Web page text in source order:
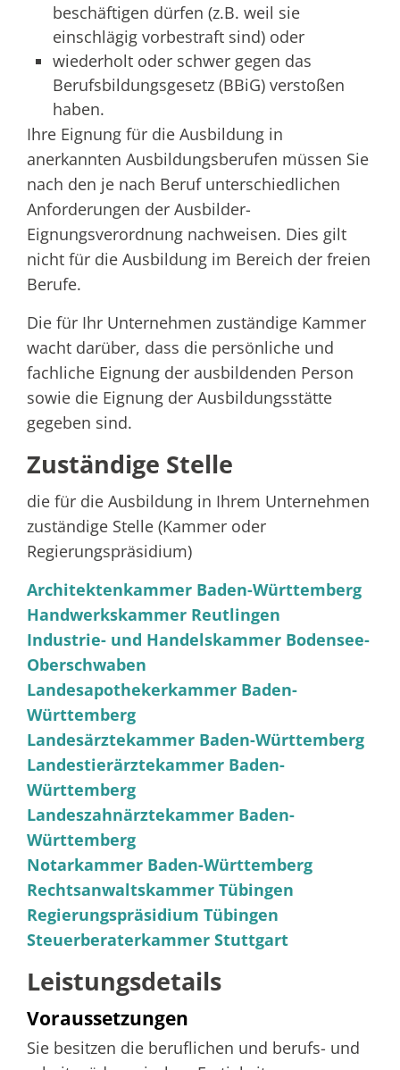
beschäftigen dürfen (z.B. weil sie
einschlägig vorbestraft sind) oder
wiederholt oder schwer gegen das
Berufsbildungsgesetz (BBiG) verstoßen
haben.
Ihre Eignung für die Ausbildung in
anerkannten Ausbildungsberufen müssen Sie
nach den je nach Beruf unterschiedlichen
Anforderungen der Ausbilder-
Eignungsverordnung nachweisen. Dies gilt
nicht für die Ausbildung im Bereich der freien
Berufe.
Die für Ihr Unternehmen zuständige Kammer
wacht darüber, dass die persönliche und
fachliche Eignung der ausbildenden Person
sowie die Eignung der Ausbildungsstätte
gegeben sind.
Zuständige Stelle
die für die Ausbildung in Ihrem Unternehmen
zuständige Stelle (Kammer oder
Regierungspräsidium)
Architektenkammer Baden-Württemberg
Handwerkskammer Reutlingen
Industrie- und Handelskammer Bodensee-
Oberschwaben
Landesapothekerkammer Baden-
Württemberg
Landesärztekammer Baden-Württemberg
Landestierärztekammer Baden-
Württemberg
Landeszahnärztekammer Baden-
Württemberg
Notarkammer Baden-Württemberg
Rechtsanwaltskammer Tübingen
Regierungspräsidium Tübingen
Steuerberaterkammer Stuttgart
Leistungsdetails
Voraussetzungen
Sie besitzen die beruflichen und berufs- und